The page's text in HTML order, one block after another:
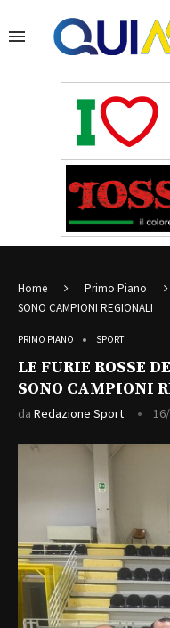
Home Primo Piano
SONO CAMPIONI REGIONALI
PRIMO PIANO SPORT
LE FURIE ROSSE
SONO CAMPIONI
da Redazione Sport